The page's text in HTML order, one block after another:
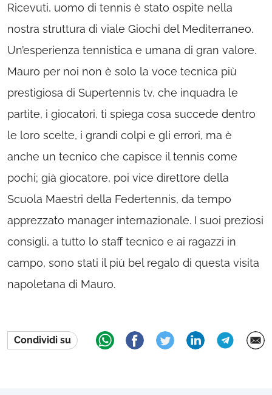
Ricevuti, uomo di tennis è stato ospite nella
nostra struttura di viale Giochi del Mediterraneo.
Un’esperienza tennistica e umana di gran valore.
Mauro per noi non è solo la voce tecnica più
prestigiosa di Supertennis tv, che inquadra le
partite, i giocatori, ti spiega cosa succede dentro
le loro scelte, i grandi colpi e gli errori, ma è
anche un tecnico che capisce il tennis come
pochi; già giocatore, poi vice direttore della
Scuola Maestri della Federtennis, da tempo
apprezzato manager internazionale. I suoi preziosi
consigli, a tutto lo staff tecnico e ai ragazzi in
campo, sono stati il più bel regalo di questa visita
napoletana di Mauro.
Condividi su